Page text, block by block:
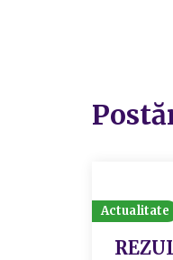
Actualitate